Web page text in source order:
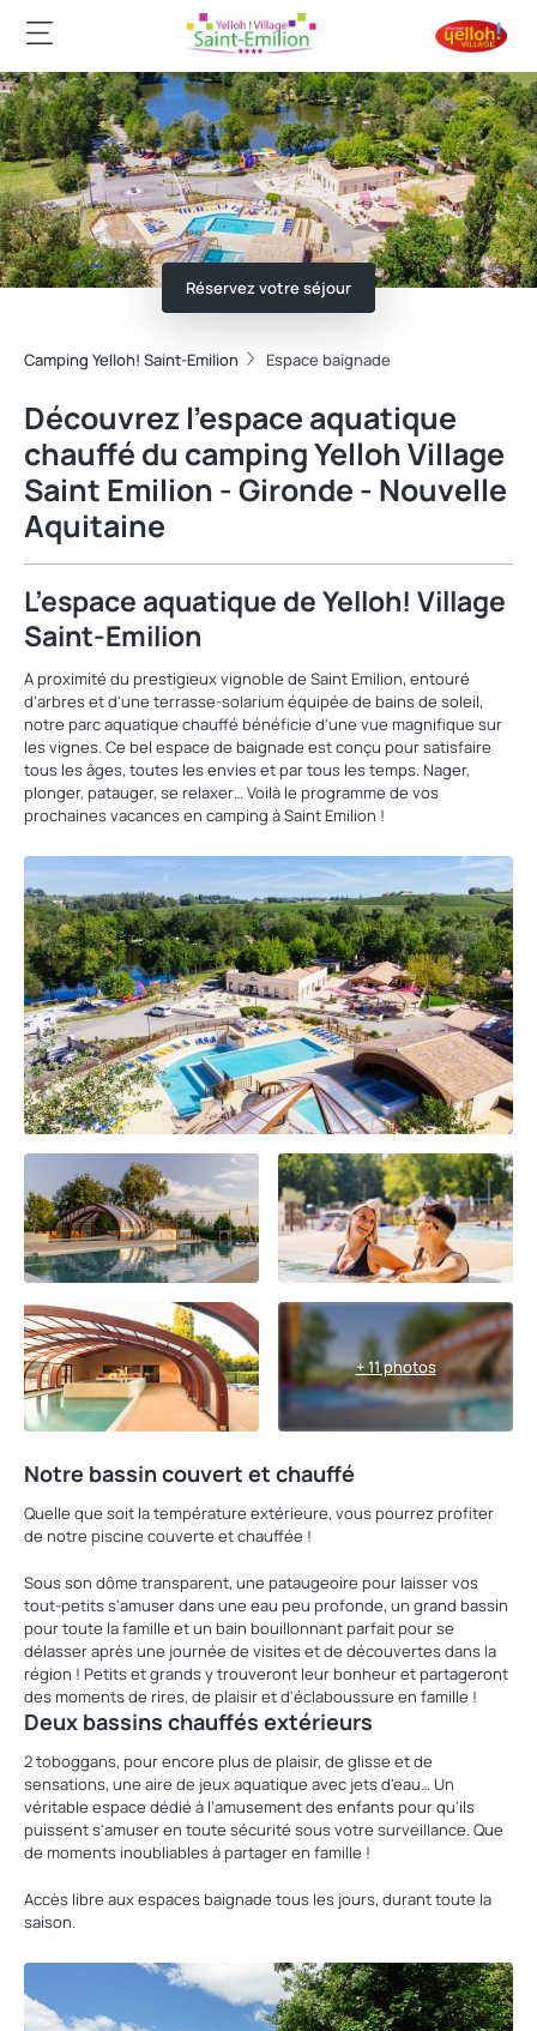
Réservez votre séjour
Camping Yelloh! Saint-Emilion Espace baignade
Découvrez l'espace aquatique
chauffé du camping Yelloh Village
Saint Emilion - Gironde - Nouvelle
Aquitaine
L’espace aquatique de Yelloh! Village
Saint-Emilion
A proximité du prestigieux vignoble de Saint Emilion, entouré
d’arbres et d'une terrasse-solarium équipée de bains de soleil,
notre parc aquatique chauffé bénéficie d'une vue magnifique sur
les vignes. Ce bel espace de baignade est conçu pour satisfaire
tous les âges, toutes les envies et par tous les temps. Nager,
plonger, patauger, se relaxer… Voilà le programme de vos
prochaines vacances en camping à Saint Emilion !
+ 11 photos
Notre bassin couvert et chauffé
Quelle que soit la température extérieure, vous pourrez profiter
de notre piscine couverte et chauffée !
Sous son dôme transparent, une pataugeoire pour laisser vos
tout-petits s'amuser dans une eau peu profonde, un grand bassin
pour toute la famille et un bain bouillonnant parfait pour se
délasser après une journée de visites et de découvertes dans la
région ! Petits et grands y trouveront leur bonheur et partageront
des moments de rires, de plaisir et d'éclaboussure en famille !
Deux bassins chauffés extérieurs
2 toboggans, pour encore plus de plaisir, de glisse et de
sensations, une aire de jeux aquatique avec jets d'eau… Un
véritable espace dédié à l’amusement des enfants pour qu'ils
puissent s'amuser en toute sécurité sous votre surveillance. Que
de moments inoubliables à partager en famille !
Accès libre aux espaces baignade tous les jours, durant toute la
saison.